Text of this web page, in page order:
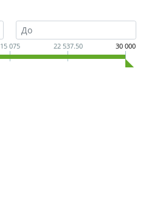
15 075 22 537.50 30 000